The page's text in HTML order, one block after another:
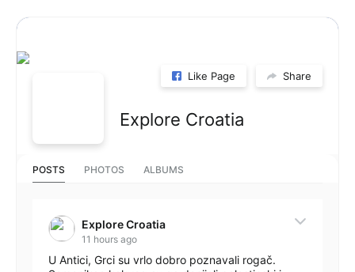
Like Page Share
Explore Croatia
POSTS PHOTOS ALBUMS
Explore Croatia
11 hours ago
U Antici, Grci su vrlo dobro poznavali rogač.